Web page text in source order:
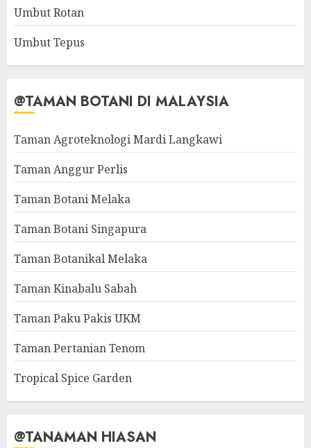
Umbut Rotan
Umbut Tepus
@TAMAN BOTANI DI MALAYSIA
Taman Agroteknologi Mardi Langkawi
Taman Anggur Perlis
Taman Botani Melaka
Taman Botani Singapura
Taman Botanikal Melaka
Taman Kinabalu Sabah
Taman Paku Pakis UKM
Taman Pertanian Tenom
Tropical Spice Garden
@TANAMAN HIASAN